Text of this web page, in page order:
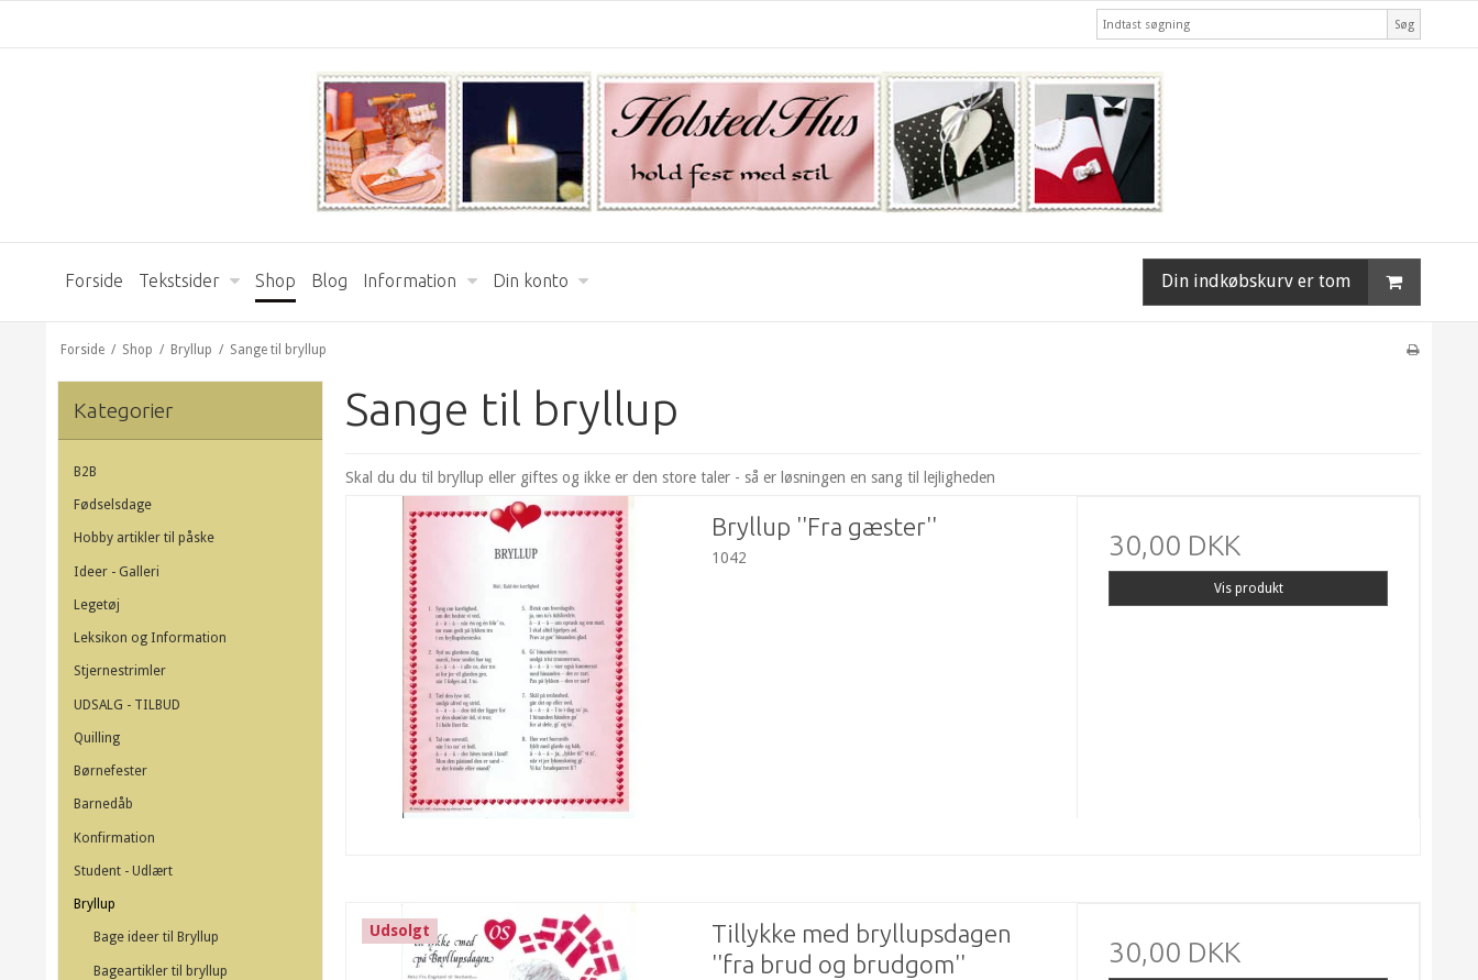
Søg
Forside Tekstsider Shop Blog Information Din konto Din indkøbskurv er tom
Forside / Shop / Bryllup / Sange til bryllup
Kategorier
B2B
Fødselsdage
Hobby artikler til påske
Ideer - Galleri
Legetøj
Leksikon og Information
Stjernestrimler
UDSALG - TILBUD
Quilling
Børnefester
Barnedåb
Konfirmation
Student - Udlært
Bryllup
Bage ideer til Bryllup
Bageartikler til bryllup
Sange til bryllup
Skal du du til bryllup eller giftes og ikke er den store taler - så er løsningen en sang til lejligheden
Bryllup ''Fra gæster''
1042 30,00 DKK
Vis produkt
Udsolgt
Tillykke med bryllupsdagen
''fra brud og brudgom''
30,00 DKK